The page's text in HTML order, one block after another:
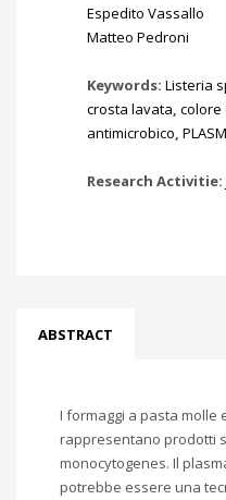
Espedito Vassallo
Matteo Pedroni
Keywords: Listeria
crosta lavata, colore
antimicrobico,
Research Activitie:
ABSTRACT
I formaggi a pasta molle
rappresentano prodotti
monocytogenes. Il
potrebbe essere una